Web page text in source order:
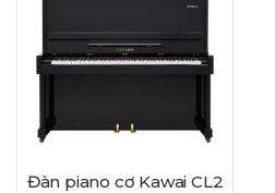
Đàn piano cơ Kawai CL2